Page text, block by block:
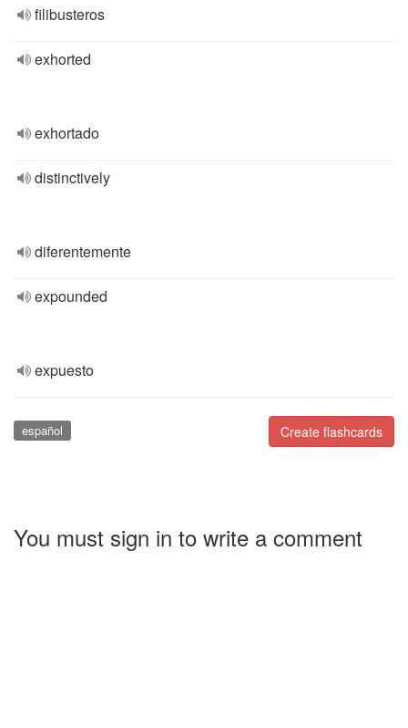
filibusteros
exhorted
exhortado
distinctively
diferentemente
expounded
expuesto
Create flashcards
español
You must sign in to write a comment